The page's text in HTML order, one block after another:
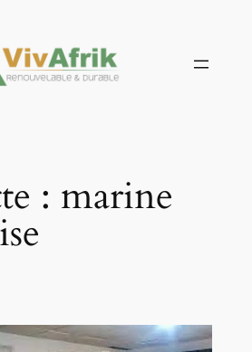
: marine